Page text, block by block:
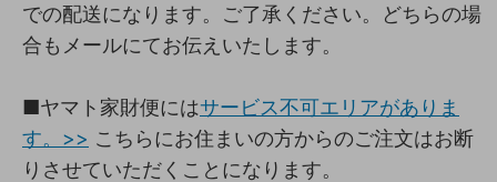
での配送になります。ご了承ください。どちらの場
合もメールにてお伝えいたします。
■ヤマト家財便にはサービス不可エリアがありま
す。>> こちらにお住まいの方からのご注文はお断
りさせていただくことになります。